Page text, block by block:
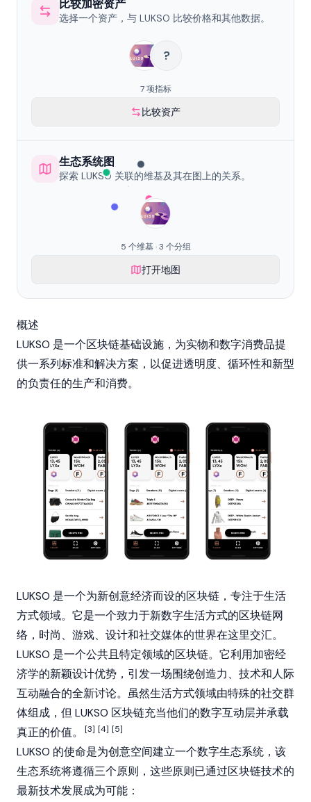
比较加密资产
选择一个资产，与 LUKSO 比较价格和其他数据。
?
7 项指标
比较资产
生态系统图
探索 LUKSO 关联的维基及其在图上的关系。
5 个维基 · 3 个分组
打开地图
概述
LUKSO 是一个区块链基础设施，为实物和数字消费品提
供一系列标准和解决方案，以促进透明度、循环性和新型
的负责任的生产和消费。
LUKSO 是一个为新创意经济而设的区块链 ，专注于生活
方式领域。它是一个致力于新数字生活方式的区块链网
络，时尚、游戏、设计和社交媒体的世界在这里交汇。
LUKSO 是一个公共且特定领域的区块链。它利用加密经
济学的新颖设计优势，引发一场围绕创造力、技术和人际
互动融合的全新讨论。虽然生活方式领域由特殊的社交群
体组成，但 LUKSO 区块链充当他们的数字互动层并承载
真正的价值。
[3] [4] [5]
LUKSO 的使命是为创意空间建立一个数字生态系统，该
生态系统将遵循三个原则，这些原则已通过区块链技术的
最新技术发展成为可能：